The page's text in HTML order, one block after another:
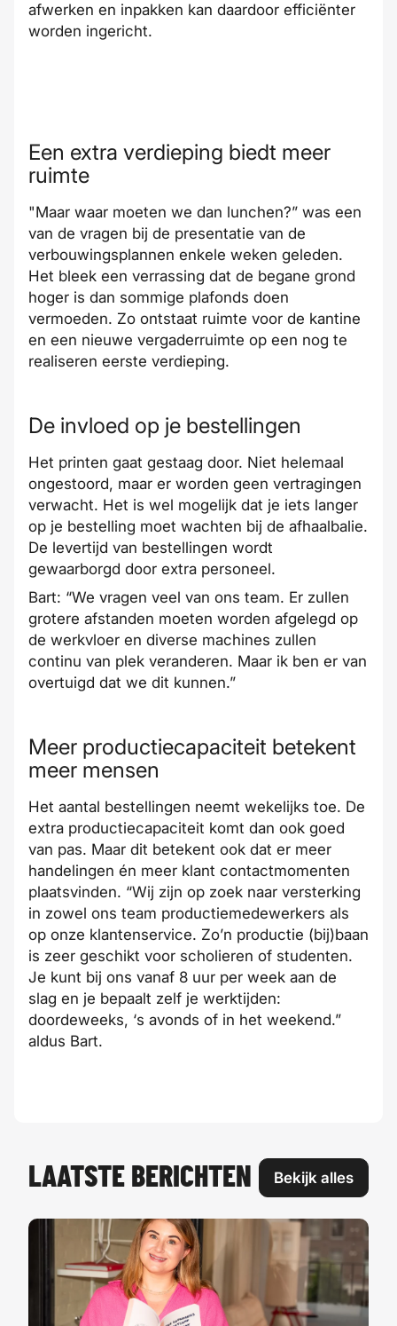
afwerken en inpakken kan daardoor efficiënter
worden ingericht.
Een extra verdieping biedt meer
ruimte
"Maar waar moeten we dan lunchen?” was een
van de vragen bij de presentatie van de
verbouwingsplannen enkele weken geleden.
Het bleek een verrassing dat de begane grond
hoger is dan sommige plafonds doen
vermoeden. Zo ontstaat ruimte voor de kantine
en een nieuwe vergaderruimte op een nog te
realiseren eerste verdieping.
De invloed op je bestellingen
Het printen gaat gestaag door. Niet helemaal
ongestoord, maar er worden geen vertragingen
verwacht. Het is wel mogelijk dat je iets langer
op je bestelling moet wachten bij de afhaalbalie.
De levertijd van bestellingen wordt
gewaarborgd door extra personeel.
Bart: “We vragen veel van ons team. Er zullen
grotere afstanden moeten worden afgelegd op
de werkvloer en diverse machines zullen
continu van plek veranderen. Maar ik ben er van
overtuigd dat we dit kunnen.”
Meer productiecapaciteit betekent
meer mensen
Het aantal bestellingen neemt wekelijks toe. De
extra productiecapaciteit komt dan ook goed
van pas. Maar dit betekent ook dat er meer
handelingen én meer klant contactmomenten
plaatsvinden. “Wij zijn op zoek naar versterking
in zowel ons team productiemedewerkers als
op onze klantenservice. Zo’n productie (bij)baan
is zeer geschikt voor scholieren of studenten.
Je kunt bij ons vanaf 8 uur per week aan de
slag en je bepaalt zelf je werktijden:
doordeweeks, ‘s avonds of in het weekend.”
aldus Bart.
LAATSTE BERICHTEN Bekijk alles